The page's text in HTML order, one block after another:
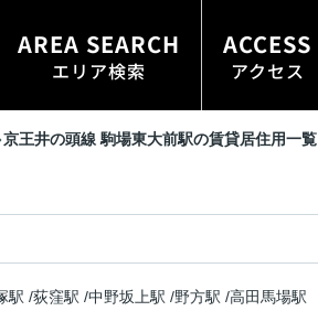
AREA SEARCH
エリア検索
ACCESS
アクセス
京王井の頭線 駒場東大前駅の賃貸居住用一覧
駅 /荻窪駅 /中野坂上駅 /野方駅 /高田馬場駅